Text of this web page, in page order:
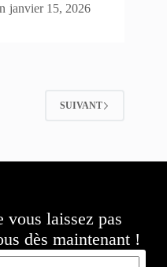
janvier 15, 2026
SUIVANT
vous laissez pas
dès maintenant !